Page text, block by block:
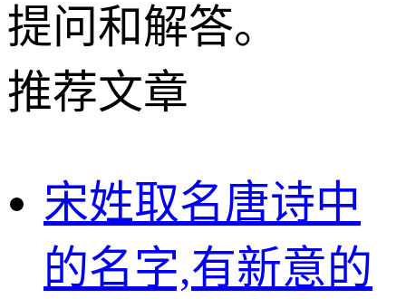
提问和解答。
推荐文章
宋姓取名唐诗中
的名字,有新意的